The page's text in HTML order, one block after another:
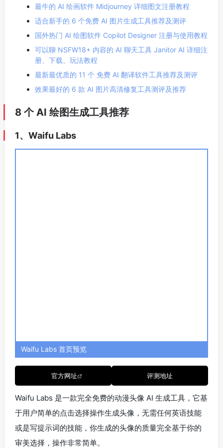
最牛的 AI 绘画软件 Midjourney 详细图文注册教程
适合新手的 6 个免费 AI 图片生成工具推荐及测评
国外热门 AI 绘图软件 Copilot Designer 注册与使用教程
可以聊 NSFW18+ 内容的 AI 聊天工具 Janitor AI 详细注
册、下载、玩法教程
最新最优质的 11 个 免费 AI 翻译软件工具推荐及测评
效果最好的 6 款 AI 图片高清修复工具测评及推荐
8 个 AI 绘图生成工具推荐
1、Waifu Labs
审美选择，操作非常简单。
功能一览
动漫头像生成
角色创建
生成案例